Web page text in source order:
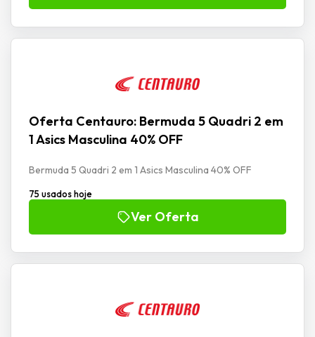
Oferta Centauro: Bermuda 5 Quadri 2 em
1 Asics Masculina 40% OFF
Bermuda 5 Quadri 2 em 1 Asics Masculina 40% OFF
75 usados hoje
Ver Oferta